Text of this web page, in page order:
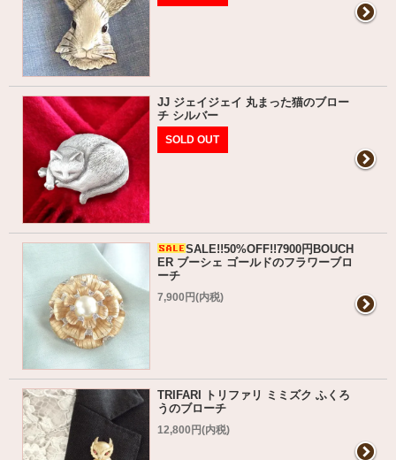
JJ ジェイジェイ 丸まった猫のブロー
チ シルバー
SOLD OUT
SALE!!50%OFF!!7900円BOUCH
ER ブーシェ ゴールドのフラワーブロ
ーチ
7,900円(内税)
TRIFARI トリファリ ミミズク ふくろ
うのブローチ
12,800円(内税)